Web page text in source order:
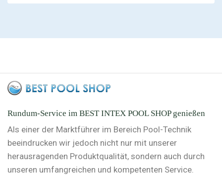
Rundum-Service im BEST INTEX POOL SHOP genießen
Als einer der Marktführer im Bereich Pool-Technik
beeindrucken wir jedoch nicht nur mit unserer
herausragenden Produktqualität, sondern auch durch
unseren umfangreichen und kompetenten Service.